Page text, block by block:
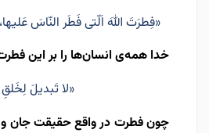
«فِطرَتَ اللهَ اَلّتی فَطَر النّاسَ
خدا همه‌ی انسان‌ها را بر این
«لا تَبدیلَ لِخَلقِ
چون فطرت در واقع حقیقت جان